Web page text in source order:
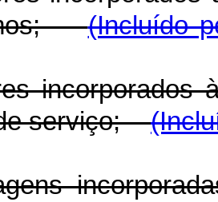
(Incluído
incorporados
serviço;